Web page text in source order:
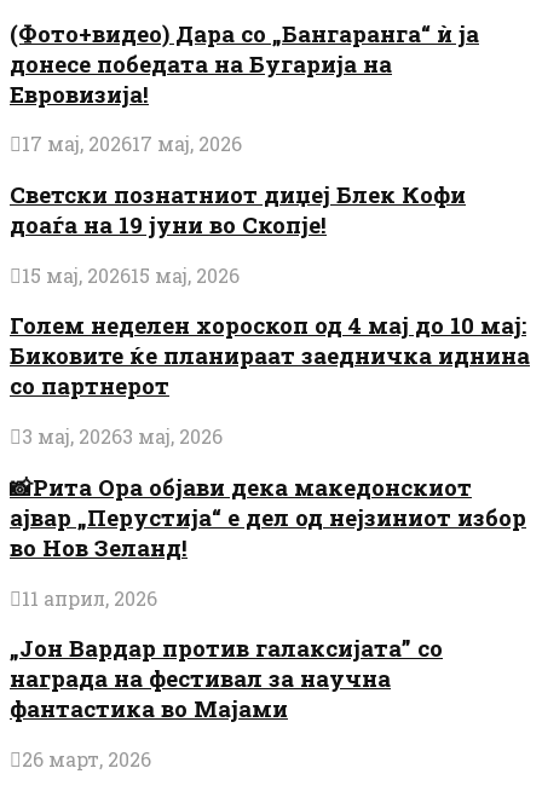
(Фото+видео) Дара со „Бангаранга“ ѝ ја
донесе победата на Бугарија на
Евровизија!
17 мај, 202617 мај, 2026
Светски познатниот диџеј Блек Кофи
доаѓа на 19 јуни во Скопје!
15 мај, 202615 мај, 2026
Голем неделен хороскоп од 4 мај до 10 мај:
Биковите ќе планираат заедничка иднина
со партнерот
3 мај, 20263 мај, 2026
📸Рита Ора објави дека македонскиот
ајвар „Перустија“ е дел од нејзиниот избор
во Нов Зеланд!
11 април, 2026
„Јон Вардар против галаксијата” со
награда на фестивал за научна
фантастика во Мајами
26 март, 2026